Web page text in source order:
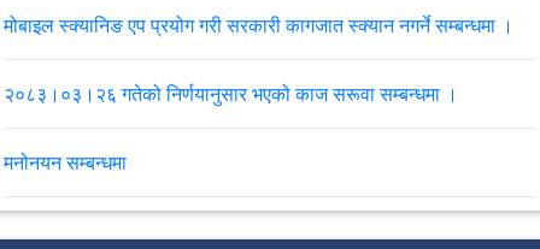
मोबाइल स्क्यानिङ एप प्रयोग गरी सरकारी कागजात स्क्यान नगर्ने सम्बन्धमा ।
२०८३।०३।२६ गतेको निर्णयानुसार भएको काज सरूवा सम्बन्धमा ।
मनोनयन सम्बन्धमा